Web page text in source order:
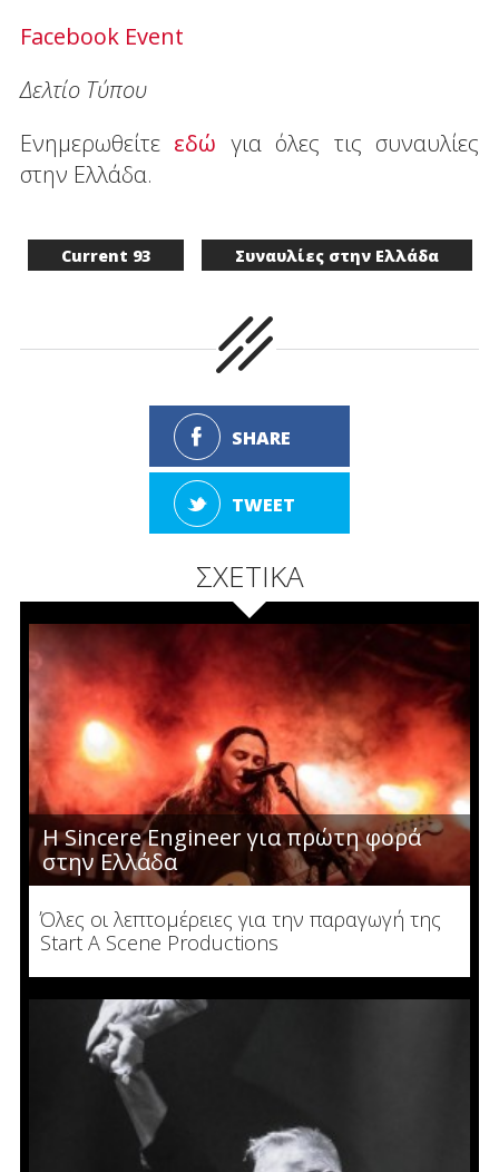
Facebook Event
Δελτίο Τύπου
Ενημερωθείτε εδώ για όλες τις συναυλίες
στην Ελλάδα.
Current 93 Συναυλίες στην Ελλάδα
SHARE
TWEET
ΣΧΕΤΙΚΑ
Η Sincere Engineer για πρώτη φορά
στην Ελλάδα
Όλες οι λεπτομέρειες για την παραγωγή της
Start A Scene Productions